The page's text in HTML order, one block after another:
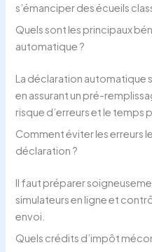
s’émanciper des écueils
Quels sont les principaux
automatique ?
La déclaration automatique
en assurant un pré-
risque d’erreurs et le temps
Comment éviter les erreurs
déclaration ?
Il faut préparer
simulateurs en ligne et
envoi.
Quels crédits d’impôt